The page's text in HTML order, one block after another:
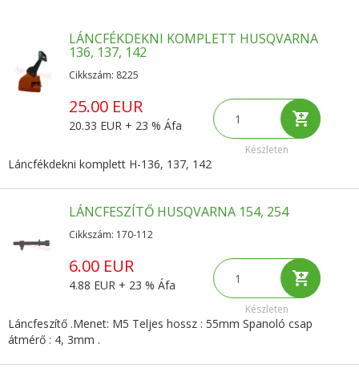
LÁNCFÉKDEKNI KOMPLETT HUSQVARNA
136, 137, 142
Cikkszám: 8225
25.00 EUR
20.33 EUR + 23 % Áfa
Készleten
Láncfékdekni komplett H-136, 137, 142
LÁNCFESZÍTŐ HUSQVARNA 154, 254
Cikkszám: 170-112
6.00 EUR
4.88 EUR + 23 % Áfa
Készleten
Láncfeszítő .Menet: M5 Teljes hossz : 55mm Spanoló csap
átmérő : 4, 3mm .